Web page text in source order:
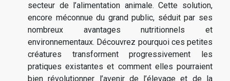
secteur de l’alimentation animale. Cette solution,
encore méconnue du grand public, séduit par ses
nombreux avantages nutritionnels et
environnementaux. Découvrez pourquoi ces petites
créatures transforment progressivement les
pratiques existantes et comment elles pourraient
bien révolutionner l’avenir de l’élevage et de la